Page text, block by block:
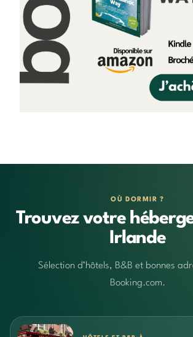
OÙ DORMIR ?
Trouvez votre
Irlande
Sélection d’hôtels, B&B et bonnes
Booking.com.